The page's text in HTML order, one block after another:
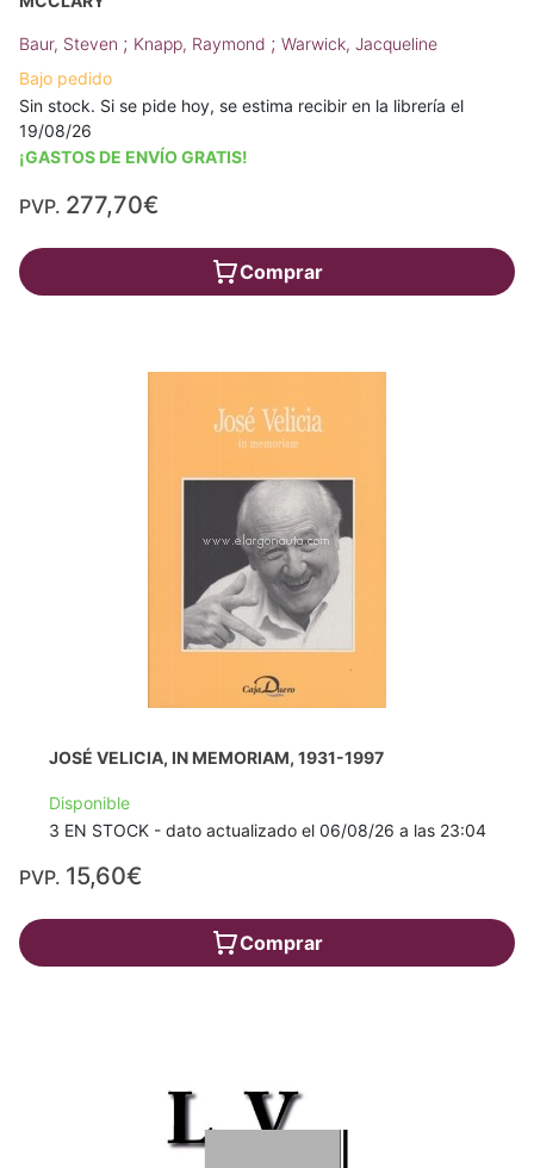
Baur, Steven ; Knapp, Raymond ; Warwick, Jacqueline
Bajo pedido
Sin stock. Si se pide hoy, se estima recibir en la librería el
19/08/26
¡GASTOS DE ENVÍO GRATIS!
PVP. 277,70€
Comprar
JOSÉ VELICIA, IN MEMORIAM, 1931-1997
Disponible
3 EN STOCK - dato actualizado el 06/08/26 a las 23:04
PVP. 15,60€
Comprar